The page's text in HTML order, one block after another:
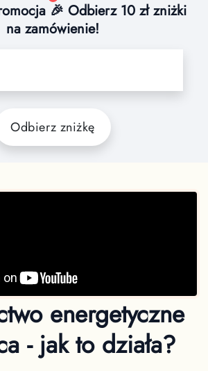
🎉 Odbierz 10 zł zniżki
na zamówienie!
Odbierz zniżkę
energetyczne
- jak to działa?